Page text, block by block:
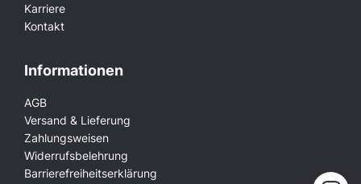
Karriere
Kontakt
Informationen
AGB
Versand & Lieferung
Zahlungsweisen
Widerrufsbelehrung
Barrierefreiheitserklärung